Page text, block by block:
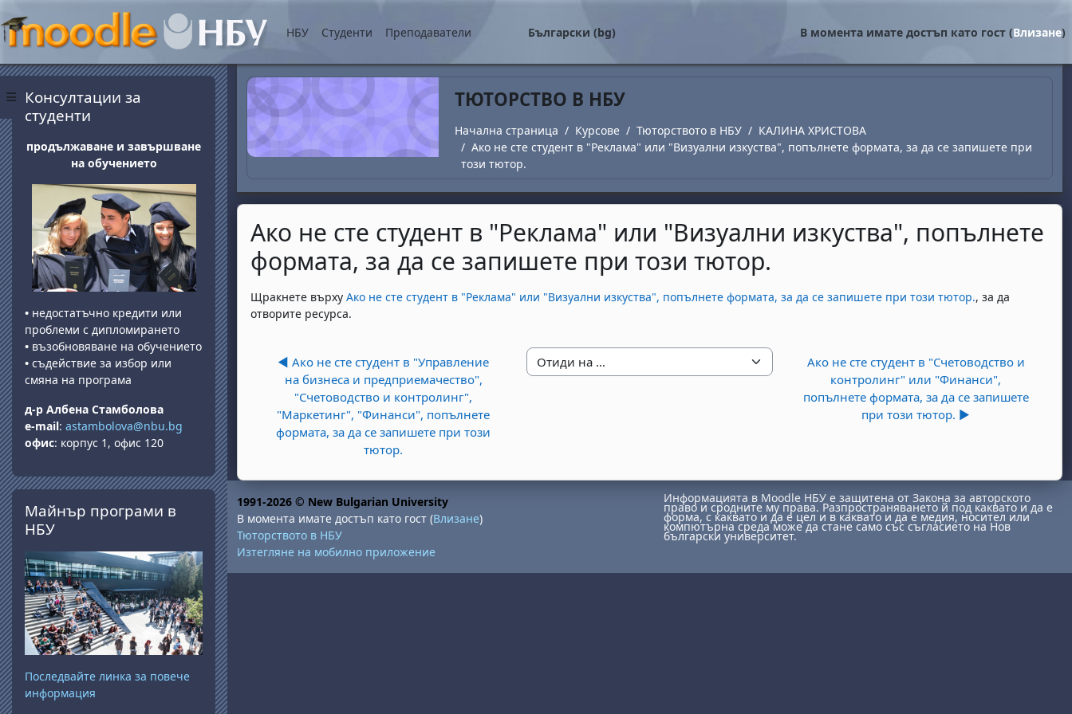
Прескочи на основното съдържание
Страничен панел
НБУ Студенти Преподаватели Български ‎(bg)‎ В момента имате достъп като гост (Влизане)
ТЮТОРСТВО В НБУ
Начална страница Курсове Тюторството в НБУ
КАЛИНА ХРИСТОВА
Ако не сте студент в "Реклама" или "Визуални изкуства", попълнете формата, за да се запишете при
този тютор.
Ако не сте студент в "Реклама" или "Визуални изкуства", попълнете
формата, за да се запишете при този тютор.
Изисквания за завършване
Щракнете върху Ако не сте студент в "Реклама" или "Визуални изкуства", попълнете формата, за да се запишете при този тютор., за да
отворите ресурса.
◀︎ Ако не сте студент в "Управление
на бизнеса и предприемачество",
"Счетоводство и контролинг",
"Маркетинг", "Финанси", попълнете
формата, за да се запишете при този
тютор.
Отиди на ...
Ако не сте студент в "Счетоводство и
контролинг" или "Финанси",
попълнете формата, за да се запишете
при този тютор. ▶︎
Блокове
Консултации за
студенти
продължаване и завършване
на обучението
• недостатъчно кредити или
проблеми с дипломирането
• възобновяване на обучението
• съдействие за избор или
смяна на програма
д-р Албена Стамболова
e-mail: astambolova@nbu.bg
офис: корпус 1, офис 120
Прескочи Майнър програми в НБУ
Майнър програми в
НБУ
Последвайте линка за повече
информация
Информацията в Moodle НБУ е защитена от Закона за авторското
право и сродните му права. Разпространяването й под каквато и да е
форма, с каквато и да е цел и в каквато и да е медия, носител или
компютърна среда може да стане само със съгласието на Нов
български университет.
1991-2026 © New Bulgarian University
В момента имате достъп като гост (Влизане)
Тюторството в НБУ
Изтегляне на мобилно приложение